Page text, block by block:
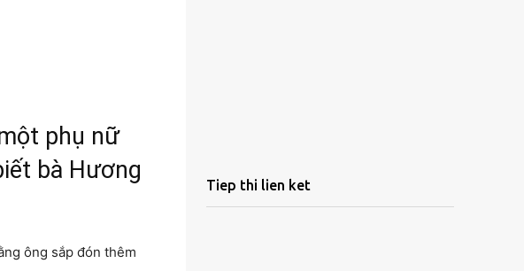
phụ nữ
bà Hương
ông sắp đón thêm
Tiep thi lien ket